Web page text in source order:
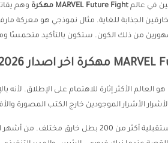
في عالم MARVEL Future Fight مهكرة
وهم
من ذلك الكون. ستكون بالتأكيد متحمسًا
العالم الأكثر إثارة للاهتمام على الإطلاق.
الأشرار الموجودين خارج الكتب المصورة